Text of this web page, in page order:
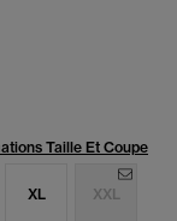
Taille Et Coupe
XL XXL